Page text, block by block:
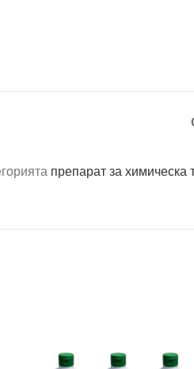
препарат за химическа